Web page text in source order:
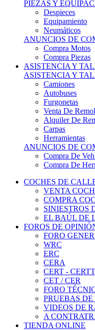
PIEZAS Y
Despieces
Equipamiento
Neumáticos
ANUNCIOS DE
Compra Motos
Compra Piezas
ASISTENCIA Y
ASISTENCIA Y
Camiones
Autobuses
Furgonetas
Venta De
Alquiler De
Carpas
Herramientas
ANUNCIOS DE
Compra De
Compra De
COCHES DE
VENTA
COMPRA
SINIESTROS
EL BAÚL DE
FOROS DE
FORO
WRC
ERC
CERA
CERT - CERTT
CET / CER
FORO
PRUEBAS
VIDEOS DE
A
TIENDA ONLINE